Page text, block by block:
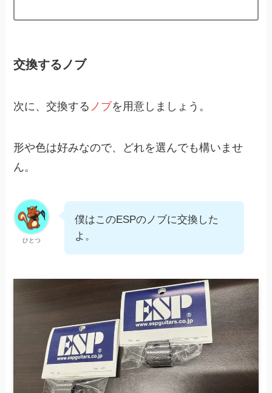
交換するノブ
次に、交換する ノブを用意しましょう。
形や色は好みなので、どれを選んでも構いませ
ん。
ひとつ
僕はこのESPのノブに交換した
よ。